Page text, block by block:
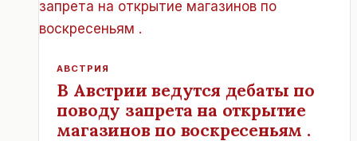
АВСТРИЯ
В Австрии ведутся дебаты по
поводу запрета на открытие
магазинов по воскресеньям .